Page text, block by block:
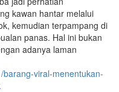
kawan hantar melalui
kemudian terpampang di
panas. Hal ini bukan
adanya laman
viral-menentukan-